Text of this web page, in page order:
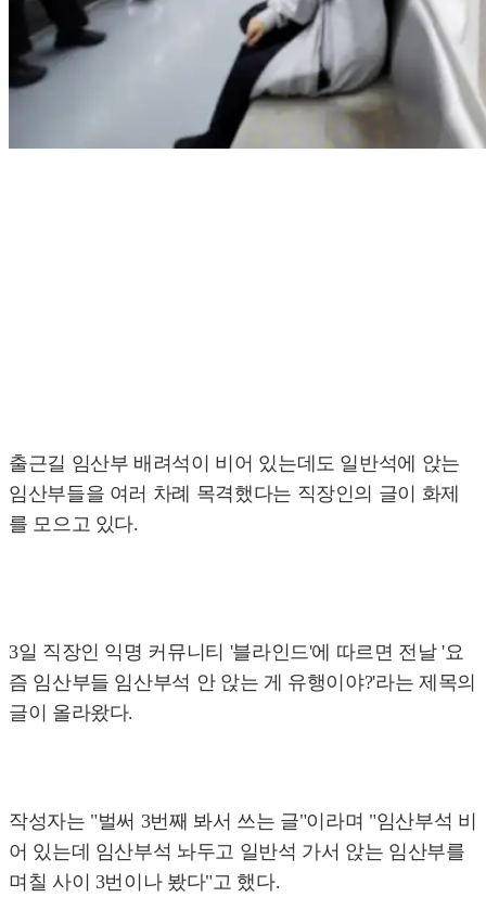
출근길 임산부 배려석이 비어 있는데도 일반석에 앉는
임산부들을 여러 차례 목격했다는 직장인의 글이 화제
를 모으고 있다.
3일 직장인 익명 커뮤니티 '블라인드'에 따르면 전날 '요
즘 임산부들 임산부석 안 앉는 게 유행이야?'라는 제목의
글이 올라왔다.
작성자는 "벌써 3번째 봐서 쓰는 글"이라며 "임산부석 비
어 있는데 임산부석 놔두고 일반석 가서 앉는 임산부를
며칠 사이 3번이나 봤다"고 했다.